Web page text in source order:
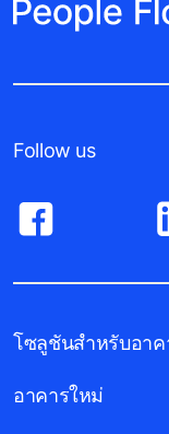
Follow us
โซลูชันสำหรับอาค
อาคารใหม่